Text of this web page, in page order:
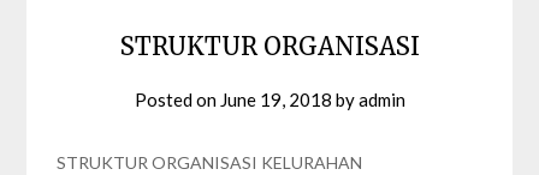
STRUKTUR ORGANISASI
Posted on June 19, 2018 byadmin
STRUKTUR ORGANISASI KELURAHAN